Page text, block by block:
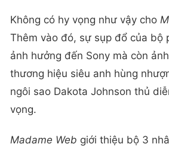
Không có hy vọng như vậy cho
Thêm vào đó, sự sụp đổ của bộ
ảnh hưởng đến Sony mà còn
thương hiệu siêu anh hùng
ngôi sao Dakota Johnson thủ
vọng.
Madame Web giới thiệu bộ 3